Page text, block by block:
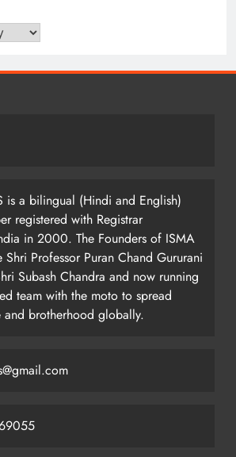
is a bilingual (Hindi and English)
registered with Registrar
in 2000. The Founders of ISMA
Shri Professor Puran Chand Gururani
Subash Chandra and now running
team with the moto to spread
and brotherhood globally.